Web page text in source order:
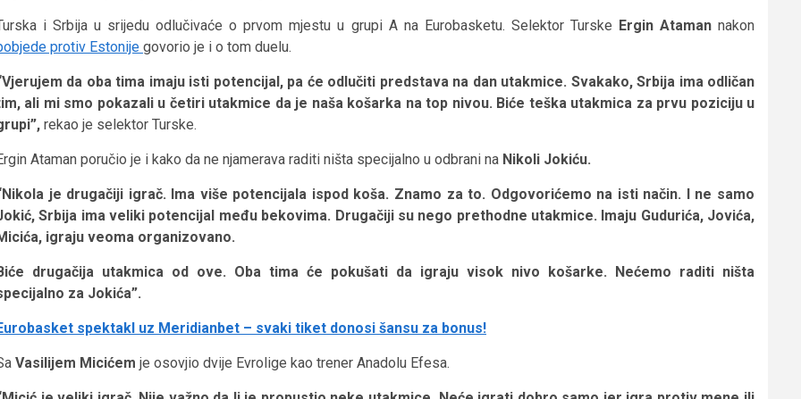
i Srbija u srijedu odlučivaće o prvom mjestu u grupi A na Eurobasketu. Selektor Turske Ergin Atamannakon
protiv Estonije govorio je i o tom duelu.
da oba tima imaju isti potencijal, pa će odlučiti predstava na dan utakmice. Svakako, Srbija ima odličan
ali mi smo pokazali u četiri utakmice da je naša košarka na top nivou. Biće teška utakmica za prvu poziciju u
rekao je selektor Turske.
Ataman poručio je i kako da ne njamerava raditi ništa specijalno u odbrani na Nikoli Jokiću.
je drugačiji igrač. Ima više potencijala ispod koša. Znamo za to. Odgovorićemo na isti način. I ne samo
Srbija ima veliki potencijal među bekovima. Drugačiji su nego prethodne utakmice. Imaju Gudurića, Jovića,
igraju veoma organizovano.
drugačija utakmica od ove. Oba tima će pokušati da igraju visok nivo košarke. Nećemo raditi ništa
za Jokića”.
spektakl uz Meridianbet – svaki tiket donosi šansu za bonus!
Vasilijem Micićem je osovjio dvije Evrolige kao trener Anadolu Efesa.